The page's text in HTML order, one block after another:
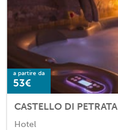
a partire da
53€
CASTELLO DI PETRATA
Hotel